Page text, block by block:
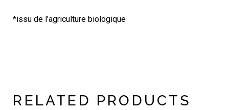
*issu de l’agriculture biologique
RELATED PRODUCTS